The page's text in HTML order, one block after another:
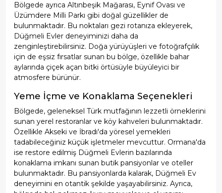
Bölgede ayrıca Altınbeşik Mağarası, Eynif Ovası ve
Üzümdere Milli Parkı gibi doğal güzellikler de
bulunmaktadır. Bu noktaları gezi rotanıza ekleyerek,
Düğmeli Evler deneyiminizi daha da
zenginleştirebilirsiniz. Doğa yürüyüşleri ve fotoğrafçılık
için de eşsiz fırsatlar sunan bu bölge, özellikle bahar
aylarında çiçek açan bitki örtüsüyle büyüleyici bir
atmosfere bürünür.
Yeme İçme ve Konaklama Seçenekleri
Bölgede, geleneksel Türk mutfağının lezzetli örneklerini
sunan yerel restoranlar ve köy kahveleri bulunmaktadır.
Özellikle Akseki ve İbradı'da yöresel yemekleri
tadabileceğiniz küçük işletmeler mevcuttur. Ormana'da
ise restore edilmiş Düğmeli Evlerin bazılarında
konaklama imkanı sunan butik pansiyonlar ve oteller
bulunmaktadır. Bu pansiyonlarda kalarak, Düğmeli Ev
deneyimini en otantik şekilde yaşayabilirsiniz. Ayrıca,